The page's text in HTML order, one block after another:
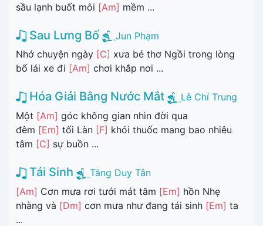
sầu lạnh buốt môi [Am] mềm ...
Sau Lưng Bố
Jun Phạm
Nhớ chuyện ngày [C] xưa bé thơ Ngồi trong lòng
bố lái xe đi [Am] chơi khắp nơi ...
Hóa Giải Bằng Nước Mắt
Lê Chí Trung
Một [Am] góc không gian nhìn đời qua
đêm [Em] tối Làn [F] khói thuốc mang bao nhiêu
tâm [C] sự buồn ...
Tái Sinh
Tăng Duy Tân
[Am] Cơn mưa rơi tưới mát tâm [Em] hồn Nhẹ
nhàng và [Dm] cơn mưa như đang tái sinh [Em] ta
...